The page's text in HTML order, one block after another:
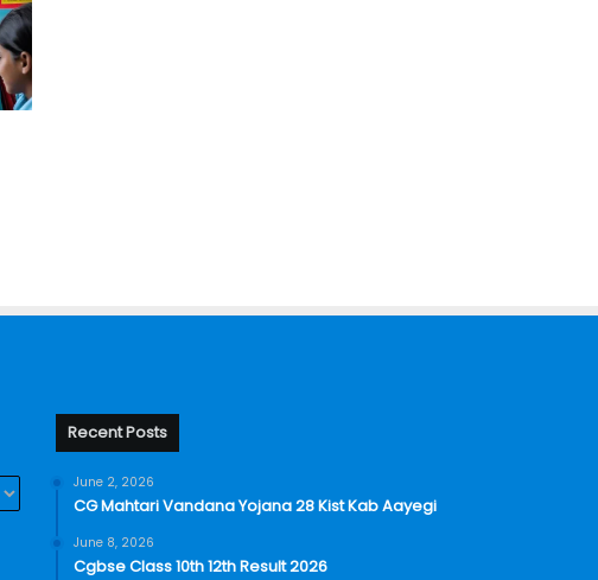
Recent Posts
June 2, 2026
CG Mahtari Vandana Yojana 28 Kist Kab Aayegi
June 8, 2026
Cgbse Class 10th 12th Result 2026